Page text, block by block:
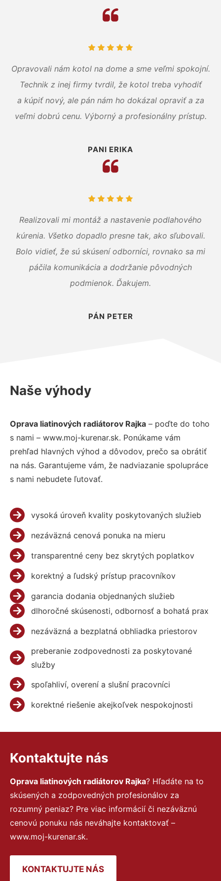
Opravovali nám kotol na dome a sme veľmi spokojní.
Technik z inej firmy tvrdil, že kotol treba vyhodiť
a kúpiť nový, ale pán nám ho dokázal opraviť a za
veľmi dobrú cenu. Výborný a profesionálny prístup.
PANI ERIKA
Realizovali mi montáž a nastavenie podlahového
kúrenia. Všetko dopadlo presne tak, ako sľubovali.
Bolo vidieť, že sú skúsení odborníci, rovnako sa mi
páčila komunikácia a dodržanie pôvodných
podmienok. Ďakujem.
PÁN PETER
Naše výhody
Oprava liatinových radiátorov Rajka – poďte do toho
s nami – www.moj-kurenar.sk. Ponúkame vám
prehľad hlavných výhod a dôvodov, prečo sa obrátiť
na nás. Garantujeme vám, že nadviazanie spolupráce
s nami nebudete ľutovať.
vysoká úroveň kvality poskytovaných služieb
nezáväzná cenová ponuka na mieru
transparentné ceny bez skrytých poplatkov
korektný a ľudský prístup pracovníkov
garancia dodania objednaných služieb
dlhoročné skúsenosti, odbornosť a bohatá prax
nezáväzná a bezplatná obhliadka priestorov
preberanie zodpovednosti za poskytované
služby
spoľahliví, overení a slušní pracovníci
korektné riešenie akejkoľvek nespokojnosti
Kontaktujte nás
Oprava liatinových radiátorov Rajka? Hľadáte na to
skúsených a zodpovedných profesionálov za
rozumný peniaz? Pre viac informácií či nezáväznú
cenovú ponuku nás neváhajte kontaktovať –
www.moj-kurenar.sk.
KONTAKTUJTE NÁS